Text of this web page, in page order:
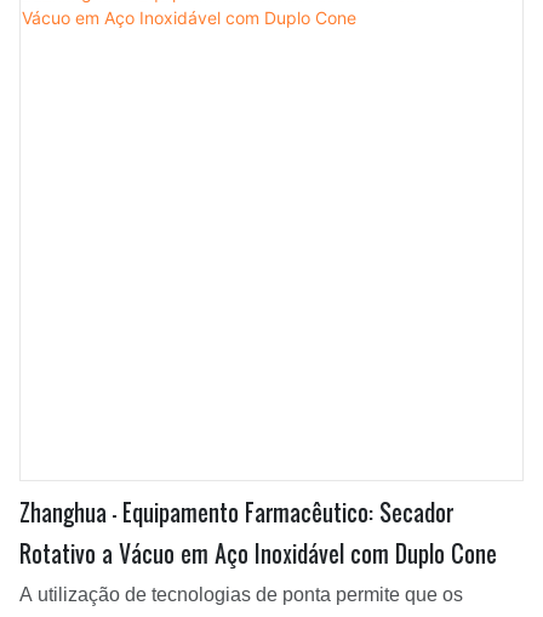
de alta qualidade. No campo de aplicação de
Zhanghua - Equipamento Farmacêutico: Secador
Rotativo a Vácuo em Aço Inoxidável com Duplo Cone
A utilização de tecnologias de ponta permite que os